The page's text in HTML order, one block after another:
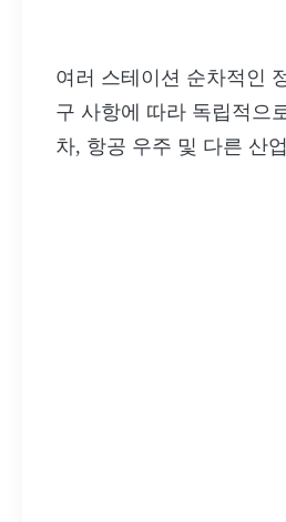
여러 스테이션 순차적인
구 사항에 따라 독립적으
차, 항공 우주 및 다른 산